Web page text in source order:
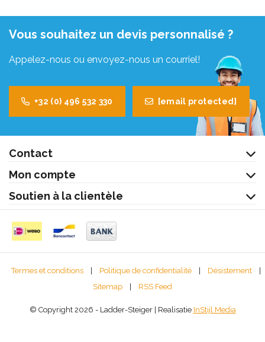
Vous souhaitez un devis personnalisé ?
Appelez-nous ou envoyez-nous un courriel!
+32 (0) 496 532 330 [email protected]
Contact
Mon compte
Soutien à la clientèle
Termes et conditions Politique de confidentialité Désistement
Sitemap
RSS Feed
© Copyright 2026 - Ladder-Steiger | Realisatie InStijl Media